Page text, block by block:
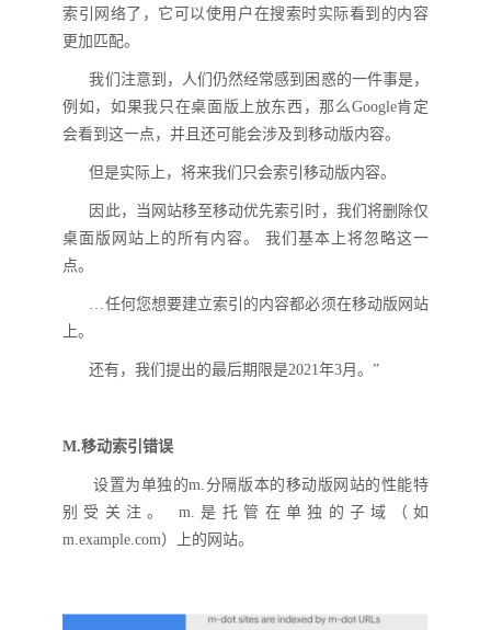
索引网络了，它可以使用户在搜索时实际看到的内容
更加匹配。
我们注意到，人们仍然经常感到困惑的一件事是，
例如，如果我只在桌面版 上放东西，那么 Google肯定
会看到这一点，并且还可能会涉及到移动版内容。
但是实际上，将来我们只会索引移动版内容。
因 此，当网站移至移动优先索引时，我们将删除仅
桌面版 网站上的所有内容。
我们基本上将忽略这一
点。
…任何您想要建立索引的内容都必须在移动版 网站
上。
还有， 我们提出的最后期限是2021年3月。”
M.移动索引错误
设置为单独的m. 分隔版本的移动版 网站的性能特
别受关注。
m.
是托管在单独的子域（如
m.example.com）上的网站。